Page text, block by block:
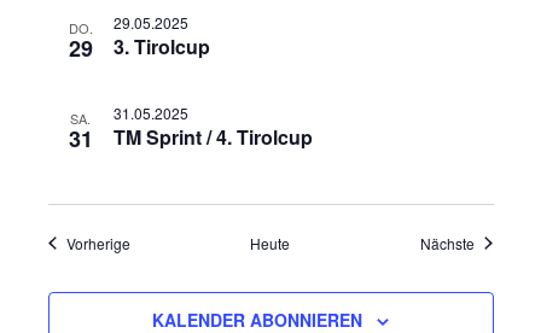
DO.
29 3. Tirolcup
29.05.2025
SA.
31 TM Sprint / 4. Tirolcup
31.05.2025
VorherigeVeranstaltungen Heute Nächste
KALENDER ABONNIEREN